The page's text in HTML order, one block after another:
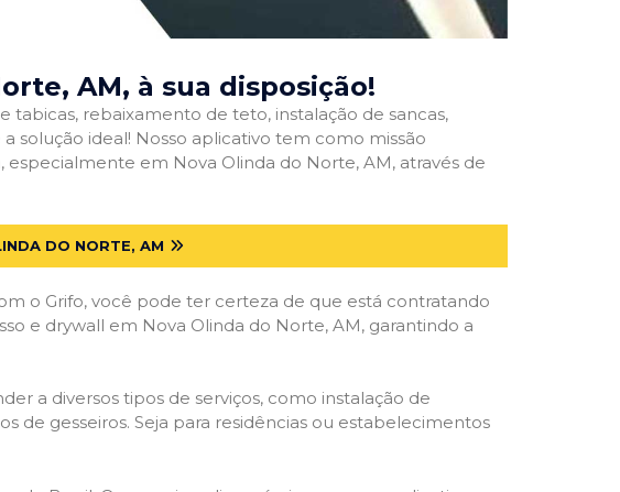
AM, à sua disposição!
tabicas, rebaixamento de teto, instalação de sancas,
solução ideal! Nosso aplicativo tem como missão
em Nova Olinda do Norte, AM, através de
DO NORTE, AM
o Grifo, você pode ter certeza de que está contratando
e drywall em Nova Olinda do Norte, AM, garantindo a
a diversos tipos de serviços, como instalação de
de gesseiros. Seja para residências ou estabelecimentos